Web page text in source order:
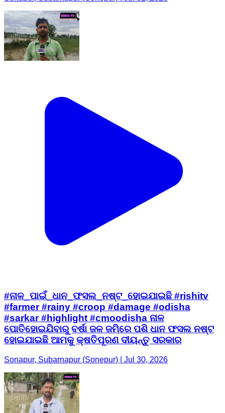
#ନାଳ_ପାଇଁ_ଧାନ_ଫସଲ_ନଷ୍ଟ_ହୋଇଯାଇଛି #rishitv
#farmer #rainy #croop #damage #odisha
#sarkar #highlight #cmoodisha ନାଳ
ପୋତିହୋଇଯିବାରୁ ବର୍ଷା ଜଳ ଜମିରେ ପଶି ଧାନ ଫସଲ ନଷ୍ଟ
ହୋଇଯାଇଛି ଆମକୁ କ୍ଷତିପୂରଣ ଦୀୟନ୍ତୁ ସରକାର
Sonapur, Subarnapur (Sonepur) | Jul 30, 2026